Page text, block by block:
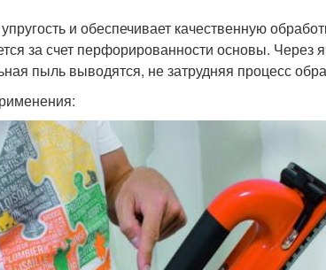
и обеспечивает качественную
за счет перфорированности основы. Через
пыль выводятся, не затрудняя процесс